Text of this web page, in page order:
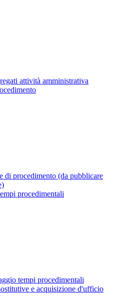
attività amministrativa
di procedimento (da pubblicare
procedimentali
tempi procedimentali
e acquisizione d'ufficio